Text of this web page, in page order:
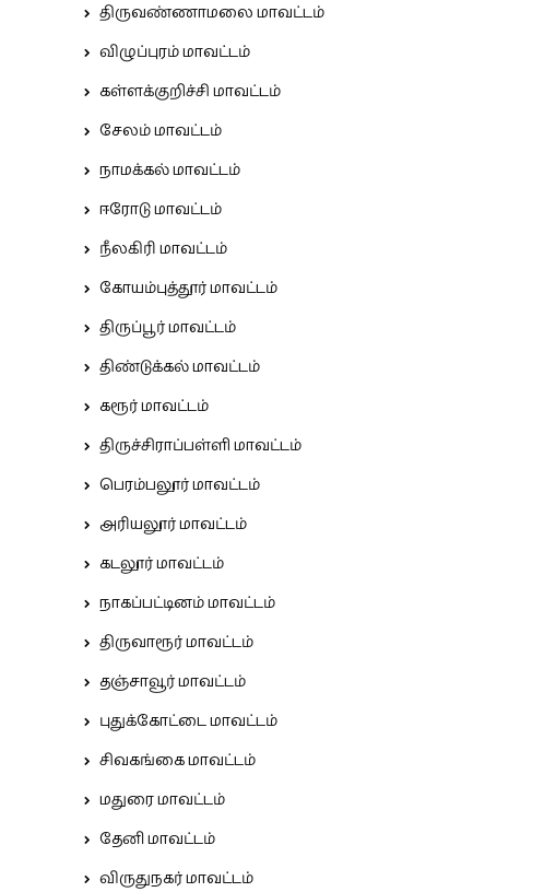
திருவண்ணாமலை மாவட்டம்
விழுப்புரம் மாவட்டம்
கள்ளக்குறிச்சி மாவட்டம்
சேலம் மாவட்டம்
நாமக்கல் மாவட்டம்
ஈரோடு மாவட்டம்
நீலகிரி மாவட்டம்
கோயம்புத்தூர் மாவட்டம்
திருப்பூர் மாவட்டம்
திண்டுக்கல் மாவட்டம்
கரூர் மாவட்டம்
திருச்சிராப்பள்ளி மாவட்டம்
பெரம்பலூர் மாவட்டம்
அரியலூர் மாவட்டம்
கடலூர் மாவட்டம்
நாகப்பட்டினம் மாவட்டம்
திருவாரூர் மாவட்டம்
தஞ்சாவூர் மாவட்டம்
புதுக்கோட்டை மாவட்டம்
சிவகங்கை மாவட்டம்
மதுரை மாவட்டம்
தேனி மாவட்டம்
விருதுநகர் மாவட்டம்